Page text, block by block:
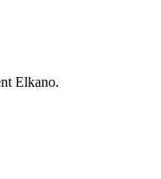
Elkano.